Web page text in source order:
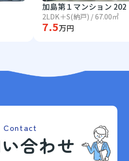
加島第１マンション 202
2LDK＋S(納戸) / 67.00㎡
7.5万円
Contact
合わせ